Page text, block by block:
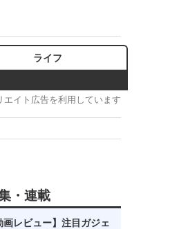
ライフ
イト広告を利用しています
・連載
画レビュー】注目ガジェ